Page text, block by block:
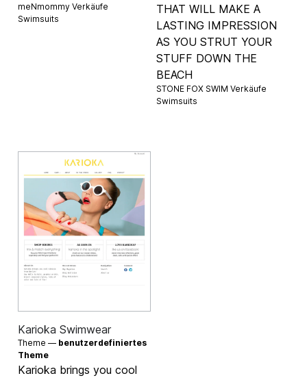
meNmommy Verkäufe
Swimsuits
THAT WILL MAKE A
LASTING IMPRESSION
AS YOU STRUT YOUR
STUFF DOWN THE
BEACH
STONE FOX SWIM Verkäufe
Swimsuits
Karioka Swimwear
Theme — benutzerdefiniertes
Theme
Karioka brings you cool